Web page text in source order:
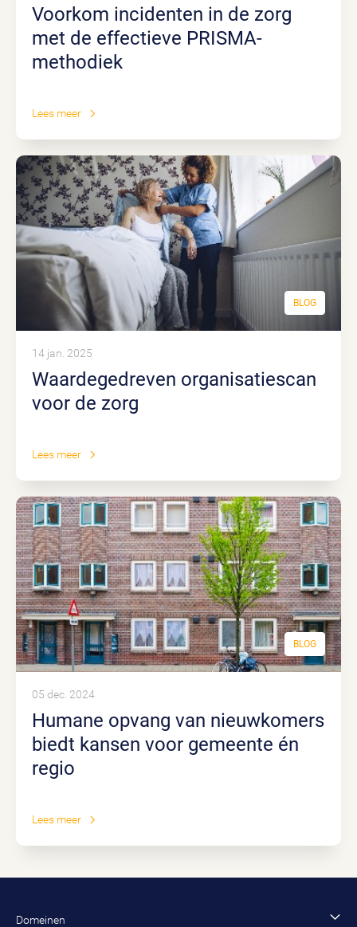
Voorkom incidenten in de zorg
met de effectieve PRISMA-
methodiek
Lees meer
BLOG
Waardegedreven organisatiescan
voor de zorg
14 jan. 2025
Lees meer
BLOG
Humane opvang van nieuwkomers
biedt kansen voor gemeente én
regio
05 dec. 2024
Lees meer
Domeinen